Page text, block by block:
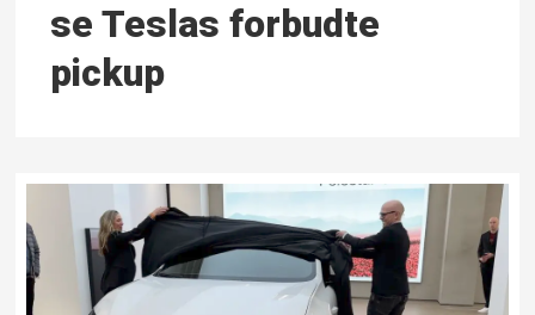
se Teslas forbudte
pickup